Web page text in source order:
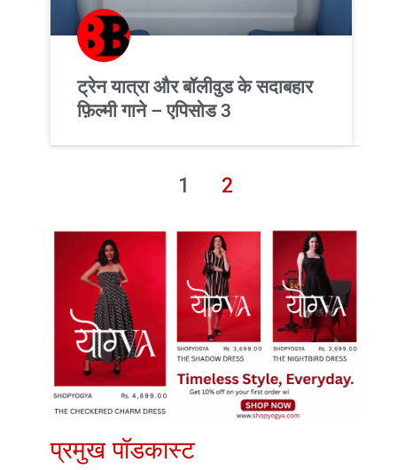
ट्रेन यात्रा और बॉलीवुड के सदाबहार
फ़िल्मी गाने – एपिसोड 3
1 2
प्रमुख पॉडकास्ट